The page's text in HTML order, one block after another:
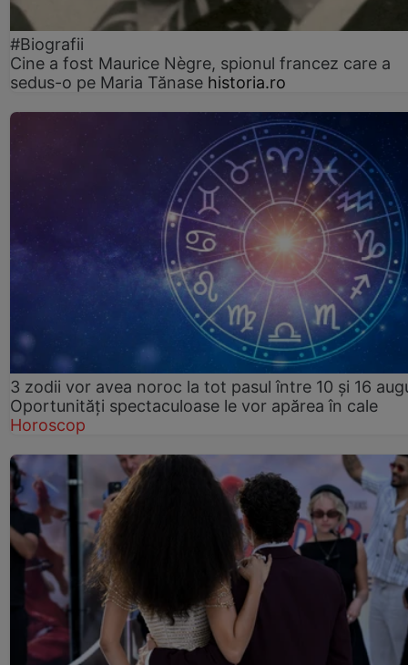
#Biografii
Cine a fost Maurice Nègre, spionul francez care a
sedus-o pe Maria Tănase historia.ro
3 zodii vor avea noroc la tot pasul între 10 și 16
Oportunități spectaculoase le vor apărea în cale
Horoscop